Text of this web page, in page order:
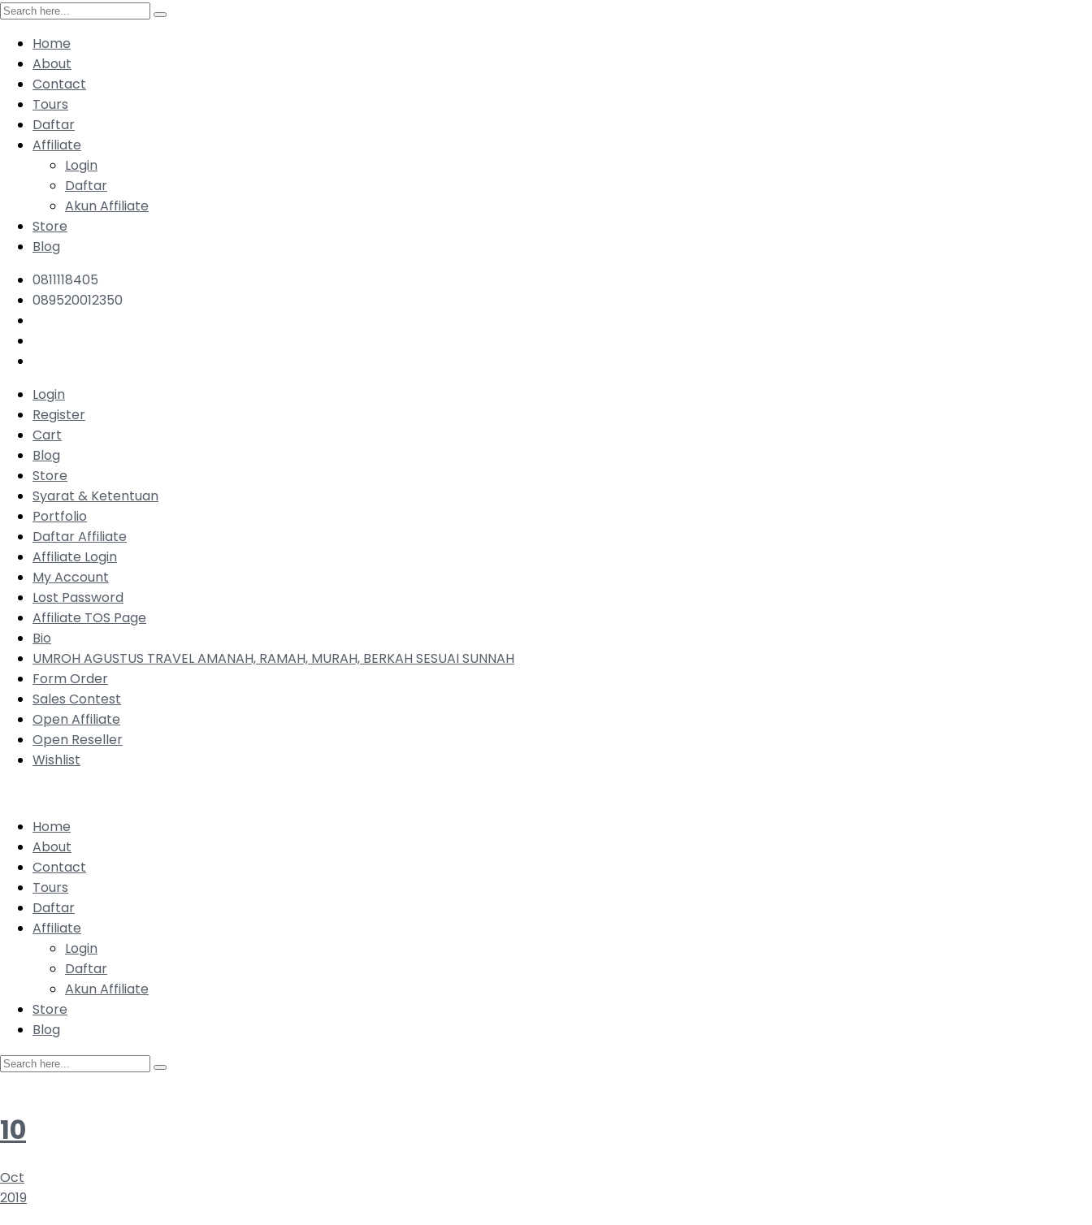
Home
About
Contact
Tours
Daftar
Affiliate
Login
Daftar
Akun Affiliate
Store
Blog
0811118405
089520012350
Login
Register
Cart
Blog
Store
Syarat & Ketentuan
Portfolio
Daftar Affiliate
Affiliate Login
My Account
Lost Password
Affiliate TOS Page
Bio
UMROH AGUSTUS TRAVEL AMANAH, RAMAH, MURAH, BERKAH SESUAI SUNNAH
Form Order
Sales Contest
Open Affiliate
Open Reseller
Wishlist
Home
About
Contact
Tours
Daftar
Affiliate
Login
Daftar
Akun Affiliate
Store
Blog
10
Oct
2019